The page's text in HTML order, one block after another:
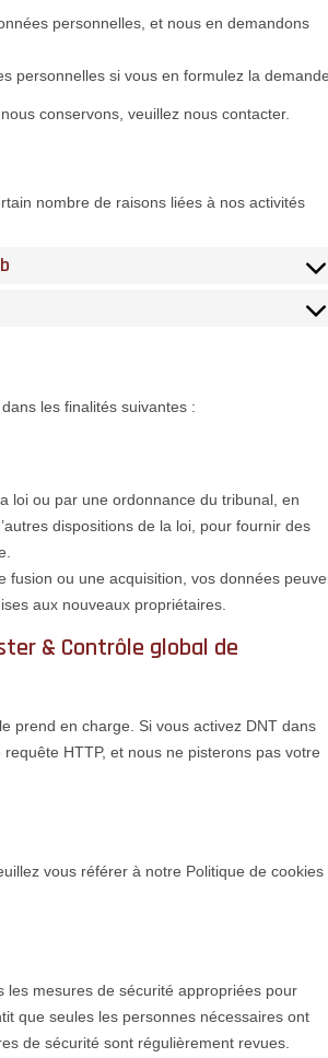
personnelles, et nous en demandons
personnelles si vous en formulez la demande.
conservons, veuillez nous contacter.
nombre de raisons liées à nos activités
les finalités suivantes :
loi ou par une ordonnance du tribunal, en
dispositions de la loi, pour fournir des
fusion ou une acquisition, vos données
aux nouveaux propriétaires.
& Contrôle global de
prend en charge. Si vous activez DNT dans
HTTP, et nous ne pisterons pas votre
vous référer à notre Politique de cookies
les mesures de sécurité appropriées pour
que seules les personnes nécessaires ont
de sécurité sont régulièrement revues.